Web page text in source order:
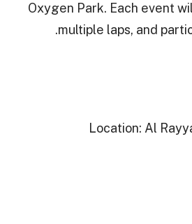
Oxygen Park. Each event
multiple laps, and
Location: Al